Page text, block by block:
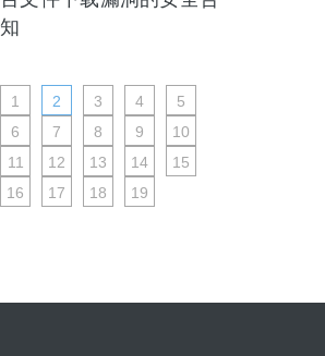
知
1 2 3 4
5
6
7 8 9
10
11
12 13 14
15
16
17 18 19